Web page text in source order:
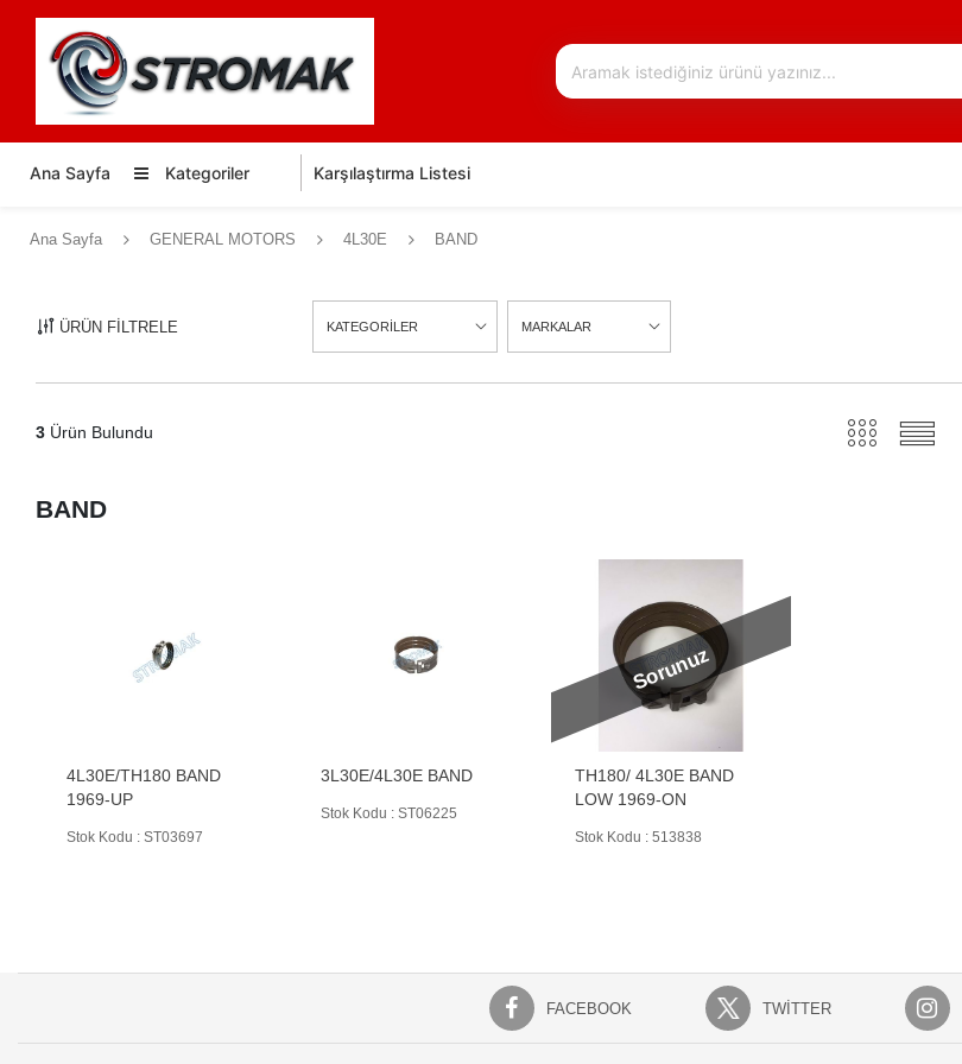
Ana Sayfa Kategoriler Karşılaştırma Listesi
Ana Sayfa GENERAL MOTORS 4L30E BAND
ÜRÜN FİLTRELE KATEGORİLER MARKALAR
3 Ürün Bulundu
BAND
4L30E/TH180 BAND
1969-UP
Stok Kodu : ST03697
3L30E/4L30E BAND
Stok Kodu : ST06225
Sorunuz
TH180/ 4L30E BAND
LOW 1969-ON
Stok Kodu : 513838
FACEBOOK TWITTER